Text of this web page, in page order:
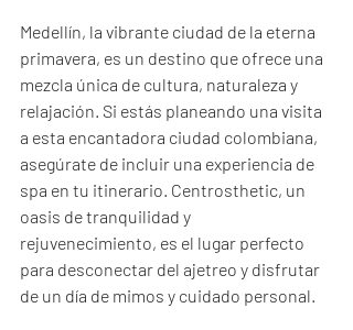
Medellín, la vibrante ciudad de la eterna
primavera, es un destino que ofrece una
mezcla única de cultura, naturaleza y
relajación. Si estás planeando una visita
a esta encantadora ciudad colombiana,
asegúrate de incluir una experiencia de
spa en tu itinerario. Centrosthetic, un
oasis de tranquilidad y
rejuvenecimiento, es el lugar perfecto
para desconectar del ajetreo y disfrutar
de un día de mimos y cuidado personal.